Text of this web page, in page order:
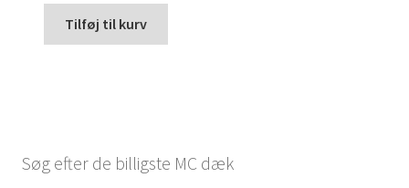
Tilføj til kurv
Søg efter de billigste MC dæk